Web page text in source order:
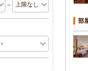
～
部